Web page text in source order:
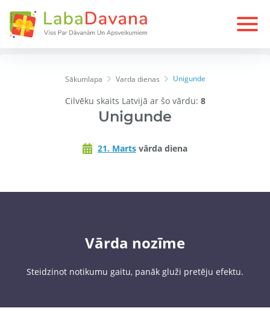
Sākumlapa Varda dienas Unigunde
Cilvēku skaits Latvijā ar šo vārdu: 8
Unigunde
21. Marts vārda diena
Vārda nozīme
Steidzinot notikumu gaitu, panāk gluži pretēju efektu.